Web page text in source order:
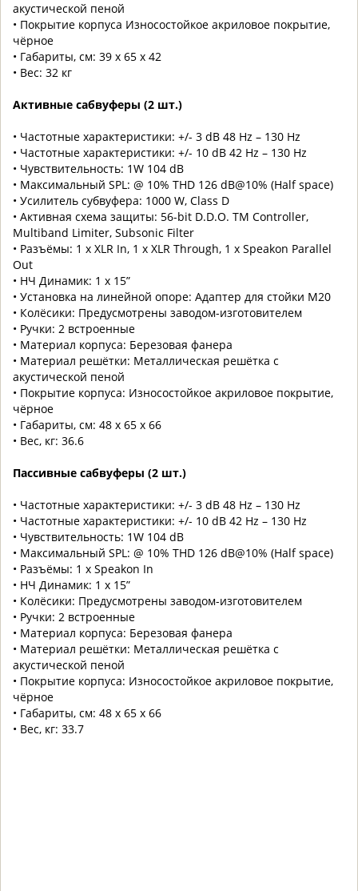
акустической пеной
• Покрытие корпуса Износостойкое акриловое покрытие,
чёрное
• Габариты, см: 39 x 65 x 42
• Вес: 32 кг
Активные сабвуферы (2 шт.)
• Частотные характеристики: +/- 3 dB 48 Hz – 130 Hz
• Частотные характеристики: +/- 10 dB 42 Hz – 130 Hz
• Чувствительность: 1W 104 dB
• Максимальный SPL: @ 10% THD 126 dB@10% (Half space)
• Усилитель субвуфера: 1000 W, Class D
• Активная схема защиты: 56-bit D.D.O. TM Controller,
Multiband Limiter, Subsonic Filter
• Разъёмы: 1 x XLR In, 1 x XLR Through, 1 x Speakon Parallel
Out
• НЧ Динамик: 1 x 15”
• Установка на линейной опоре: Адаптер для стойки М20
• Колёсики: Предусмотрены заводом-изготовителем
• Ручки: 2 встроенные
• Материал корпуса: Березовая фанера
• Материал решётки: Металлическая решётка с
акустической пеной
• Покрытие корпуса: Износостойкое акриловое покрытие,
чёрное
• Габариты, см: 48 x 65 x 66
• Вес, кг: 36.6
Пассивные сабвуферы (2 шт.)
• Частотные характеристики: +/- 3 dB 48 Hz – 130 Hz
• Частотные характеристики: +/- 10 dB 42 Hz – 130 Hz
• Чувствительность: 1W 104 dB
• Максимальный SPL: @ 10% THD 126 dB@10% (Half space)
• Разъёмы: 1 x Speakon In
• НЧ Динамик: 1 x 15”
• Колёсики: Предусмотрены заводом-изготовителем
• Ручки: 2 встроенные
• Материал корпуса: Березовая фанера
• Материал решётки: Металлическая решётка с
акустической пеной
• Покрытие корпуса: Износостойкое акриловое покрытие,
чёрное
• Габариты, см: 48 x 65 x 66
• Вес, кг: 33.7